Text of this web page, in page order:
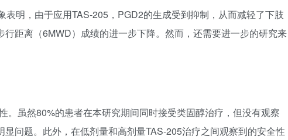
明，由于应用TAS-205，PGD2的生成受到抑制，从而减轻了下肢
距离（6MWD）成绩的进一步下降。然而，还需要进一步的研究来
。虽然80%的患者在本研究期间同时接受类固醇治疗，但没有观察
问题。此外，在低剂量和高剂量TAS-205治疗之间观察到的安全性